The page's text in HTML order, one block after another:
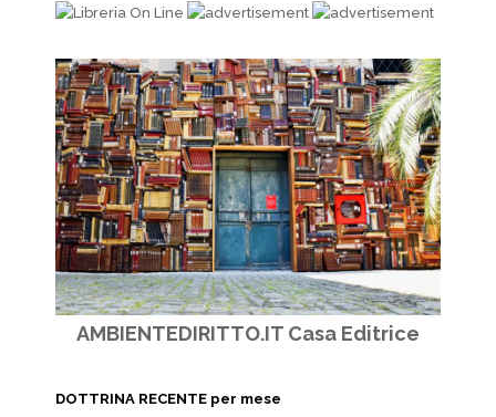
AMBIENTEDIRITTO.IT Casa Editrice
DOTTRINA RECENTE per mese